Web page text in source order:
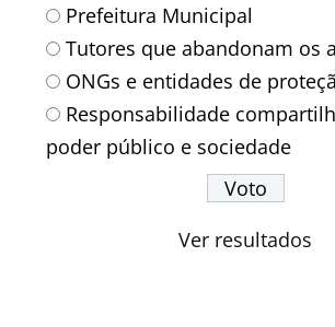
Prefeitura Municipal
Tutores que abandonam os
ONGs e entidades de
Responsabilidade
poder público e sociedade
Ver resultados